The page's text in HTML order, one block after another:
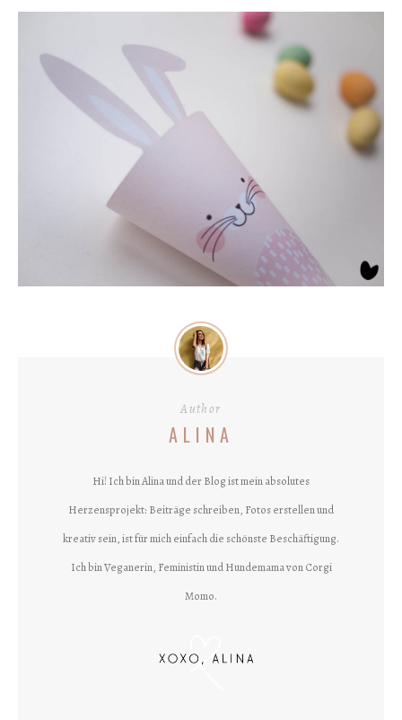
Author
ALINA
Hi! Ich bin Alina und der Blog ist mein absolutes
Herzensprojekt: Beiträge schreiben, Fotos erstellen und
kreativ sein, ist für mich einfach die schönste Beschäftigung.
Ich bin Veganerin, Feministin und Hundemama von Corgi
Momo.